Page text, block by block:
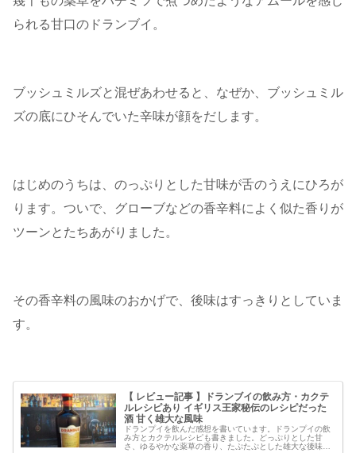
られる甘口のドランブイ。
ブッシュミルズと混ぜあわせると、なぜか、ブッシュミル
ズの底にひそんでいた辛味が顔をだします。
はじめのうちは、のっぷりとした甘味が舌のうえにひろが
ります。ついで、グローブなどの香辛料によく似た香りが
ツーンとたちあがりました。
その香辛料の風味のおかげで、後味はすっきりとしていま
す。
【 レビュー記事 】ドランブイの飲み方・カクテ
ルレシピあり イギリス王家秘伝のレシピだった
酒 甘く雄大な風味
ドランプイを飲んだ感想を書いています。ドランプイの飲
み方とカクテルレシピも書きました。どっぷりとした甘
さ、ゆるやかな薬草の香り、たぷたぷとした雄大な後味で